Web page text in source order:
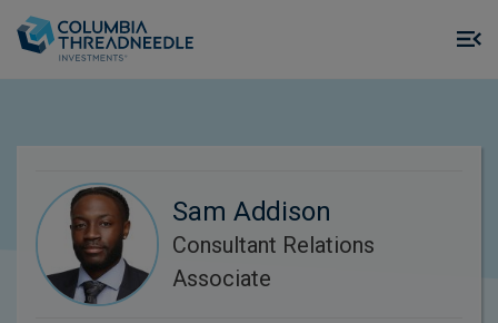
Sam Addison
Consultant Relations
Associate